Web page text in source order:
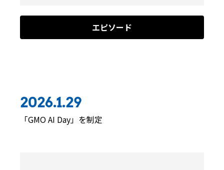
エピソード
2026.1.29
「GMO AI Day」を制定